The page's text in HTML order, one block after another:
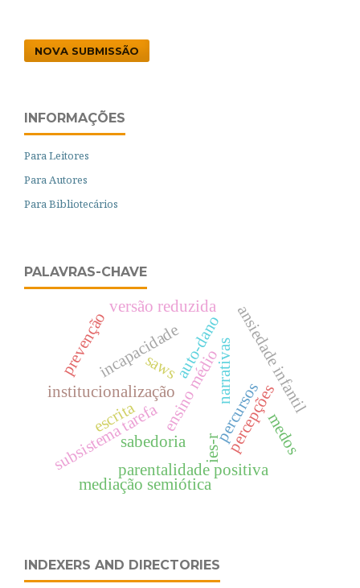
NOVA SUBMISSÃO
INFORMAÇÕES
Para Leitores
Para Autores
Para Bibliotecários
PALAVRAS-CHAVE
ensino médio
auto-dano
institucionalização percursos
percepções
narrativas
subsistema tarefa
sabedoria
saws
incapacidade ansiedade infantil
escrita medos
versão reduzida
ies-r
parentalidade positiva
prevenção
mediação semiótica
INDEXERS AND DIRECTORIES